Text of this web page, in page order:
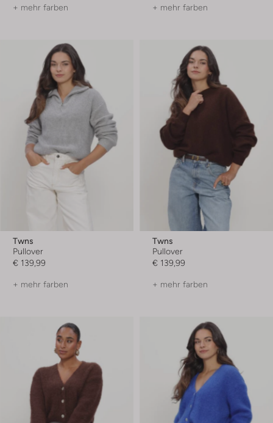
+ mehr farben + mehr farben
Twns
Pullover
€ 139,99
+ mehr farben
Twns
Pullover
€ 139,99
+ mehr farben